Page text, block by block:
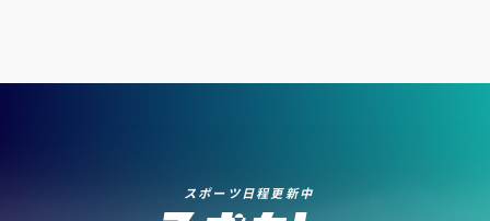
スポーツ日程更新中